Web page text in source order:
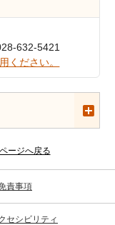
632-5421
ください。
ージへ戻る
責事項
セシビリティ